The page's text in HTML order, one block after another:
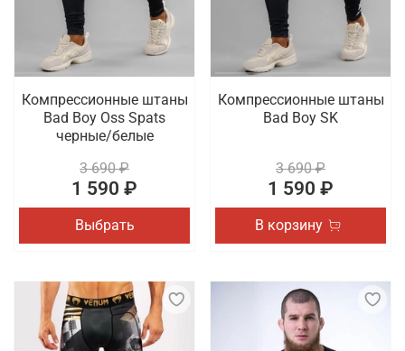
Компрессионные штаны
Bad Boy Oss Spats
черные/белые
3 690 ₽
1 590 ₽
Выбрать
Компрессионные штаны
Bad Boy SK
3 690 ₽
1 590 ₽
В корзину